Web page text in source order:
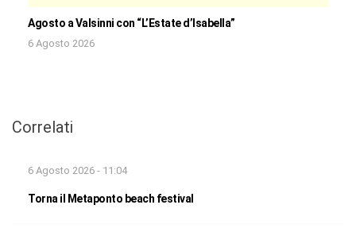
Agosto a Valsinni con “L’Estate d’Isabella”
6 Agosto 2026
Correlati
6 Agosto 2026 - 11:04
Torna il Metaponto beach festival